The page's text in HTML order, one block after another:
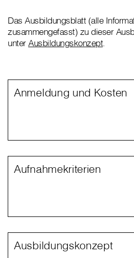
Das Ausbildungsblatt (alle
zusammengefasst) zu dieser
unterAusbildungskonzept.
Anmeldung und Kosten
Aufnahmekriterien
Ausbildungskonzept